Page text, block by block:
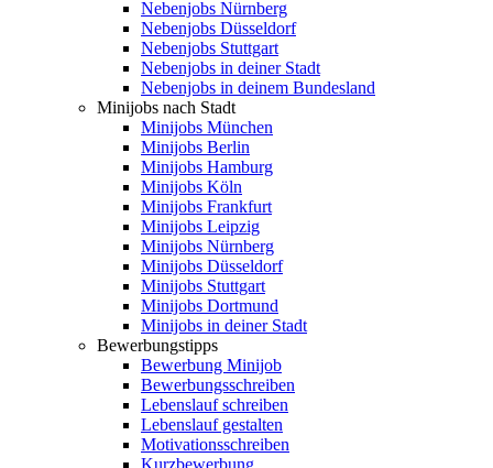
Nebenjobs Nürnberg
Nebenjobs Düsseldorf
Nebenjobs Stuttgart
Nebenjobs in deiner Stadt
Nebenjobs in deinem Bundesland
Minijobs nach Stadt
Minijobs München
Minijobs Berlin
Minijobs Hamburg
Minijobs Köln
Minijobs Frankfurt
Minijobs Leipzig
Minijobs Nürnberg
Minijobs Düsseldorf
Minijobs Stuttgart
Minijobs Dortmund
Minijobs in deiner Stadt
Bewerbungstipps
Bewerbung Minijob
Bewerbungsschreiben
Lebenslauf schreiben
Lebenslauf gestalten
Motivationsschreiben
Kurzbewerbung